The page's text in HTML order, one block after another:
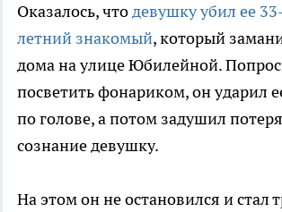
Оказалось, чтодевушку убил ее
летний знакомый, который
дома на улице Юбилейной.
посветить фонариком, он ударил
по голове, а потом задушил
сознание девушку.
На этом он не остановился и стал